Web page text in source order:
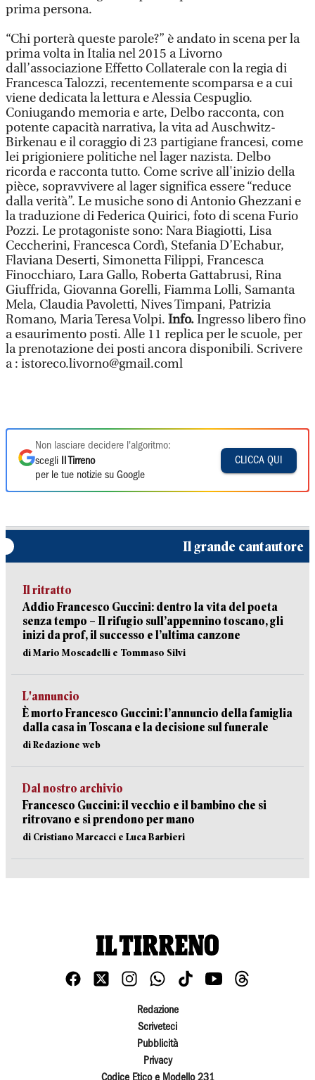
prima persona.
“Chi porterà queste parole?” è andato in scena per la
prima volta in Italia nel 2015 a Livorno
dall’associazione Effetto Collaterale con la regia di
Francesca Talozzi, recentemente scomparsa e a cui
viene dedicata la lettura e Alessia Cespuglio.
Coniugando memoria e arte, Delbo racconta, con
potente capacità narrativa, la vita ad Auschwitz-
Birkenau e il coraggio di 23 partigiane francesi, come
lei prigioniere politiche nel lager nazista. Delbo
ricorda e racconta tutto. Come scrive all'inizio della
pièce, sopravvivere al lager significa essere “reduce
dalla verità”. Le musiche sono di Antonio Ghezzani e
la traduzione di Federica Quirici, foto di scena Furio
Pozzi. Le protagoniste sono: Nara Biagiotti, Lisa
Ceccherini, Francesca Cordì, Stefania D’Echabur,
Flaviana Deserti, Simonetta Filippi, Francesca
Finocchiaro, Lara Gallo, Roberta Gattabrusi, Rina
Giuffrida, Giovanna Gorelli, Fiamma Lolli, Samanta
Mela, Claudia Pavoletti, Nives Timpani, Patrizia
Romano, Maria Teresa Volpi. Info.Ingresso libero fino
a esaurimento posti. Alle 11 replica per le scuole, per
la prenotazione dei posti ancora disponibili. Scrivere
a : istoreco.livorno@gmail.coml
Non lasciare decidere l'algoritmo:
scegli
Il Tirreno
per le tue notizie su Google
CLICCA QUI
Il grande cantautore
Il ritratto
Addio Francesco Guccini: dentro la vita del poeta
senza tempo – Il rifugio sull’appennino toscano, gli
inizi da prof, il successo e l’ultima canzone
di Mario Moscadelli e Tommaso Silvi
L'annuncio
È morto Francesco Guccini: l’annuncio della famiglia
dalla casa in Toscana e la decisione sul funerale
di Redazione web
Dal nostro archivio
Francesco Guccini: il vecchio e il bambino che si
ritrovano e si prendono per mano
di Cristiano Marcacci e Luca Barbieri
Redazione
Scriveteci
Pubblicità
Privacy
Codice Etico e Modello 231